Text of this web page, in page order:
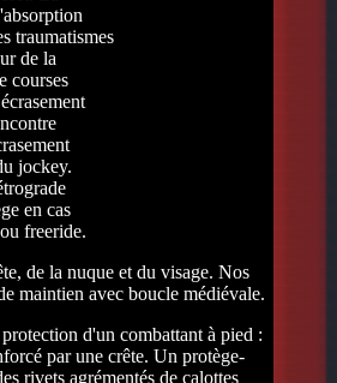
traumatismes
de la
courses
jockey.
en cas
freeride.
de la nuque et du visage. Nos
maintien avec boucle médiévale.
d'un combattant à pied :
par une crête. Un protège-
rivets agrémentés de calottes